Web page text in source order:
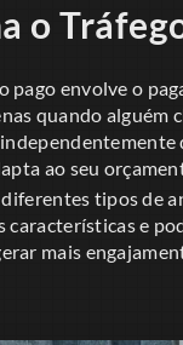
o
envolve o
quando alguém
ao seu
tipos de
e
mais